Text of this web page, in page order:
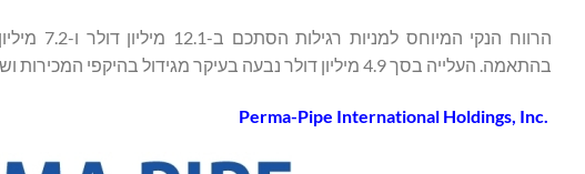
בהתאמה. העלייה בסך 4.9 מיליון דולר נבעה בעיקר מגידול בהיקפי המכירות ושיפור בביצועי הפרויקטים במהלך השנה הנוכחית.
Perma-Pipe International Holdings, Inc.‎